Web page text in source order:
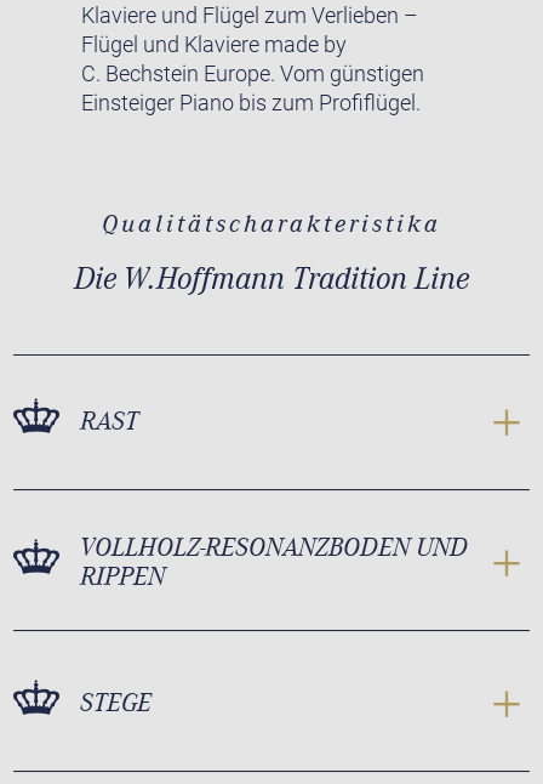
Klaviere und Flügel zum Verlieben –
Flügel und Klaviere made by
C. Bechstein Europe. Vom günstigen
Einsteiger Piano bis zum Profiflügel.
Qualitätscharakteristika
Die W.Hoffmann Tradition Line
RAST
VOLLHOLZ-RESONANZBODEN UND
RIPPEN
STEGE